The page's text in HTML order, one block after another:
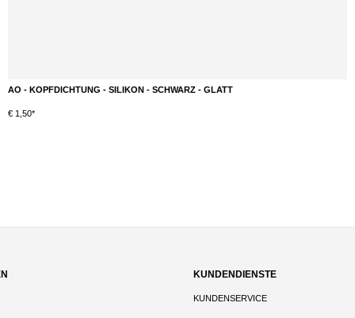
KALOUD - LOTUS 1+ | AZURIS
€ 49,90*
DETAILS
KUNDENDIENSTE
KUNDENSERVICE